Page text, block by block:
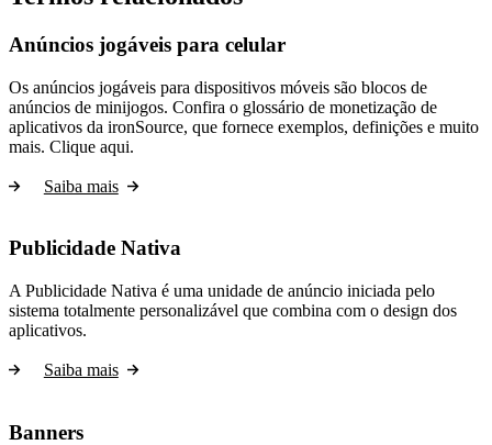
Anúncios jogáveis para celular
Os anúncios jogáveis para dispositivos móveis são blocos de
anúncios de minijogos. Confira o glossário de monetização de
aplicativos da ironSource, que fornece exemplos, definições e muito
mais. Clique aqui.
Saiba mais
Publicidade Nativa
A Publicidade Nativa é uma unidade de anúncio iniciada pelo
sistema totalmente personalizável que combina com o design dos
aplicativos.
Saiba mais
Banners